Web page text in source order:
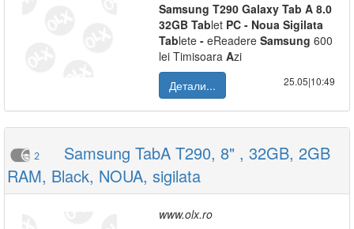
Samsung T290 Galaxy Tab A 8.0
32GB Tablet PC - Noua Sigilata
Tablete - eReadere Samsung 600
lei Timisoara Azi
Детали...
25.05|10:49
2
Samsung TabA T290, 8" , 32GB, 2GB
RAM, Black, NOUA, sigilata
www.olx.ro